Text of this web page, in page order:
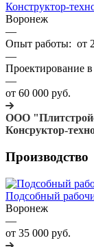
Конструктор-
Воронеж
—
Опыт работы: от
—
Проектирование
—
от 60 000 руб.
ООО
Консруктор-
Производство
Подсобный
Воронеж
—
от 35 000 руб.